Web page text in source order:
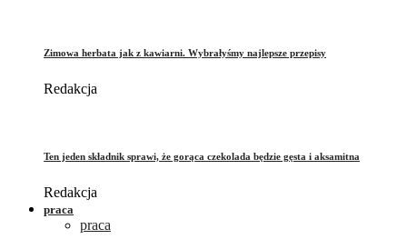
Zimowa herbata jak z kawiarni. Wybrałyśmy najlepsze przepisy
Redakcja
Ten jeden składnik sprawi, że gorąca czekolada będzie gęsta i aksamitna
Redakcja
praca
praca